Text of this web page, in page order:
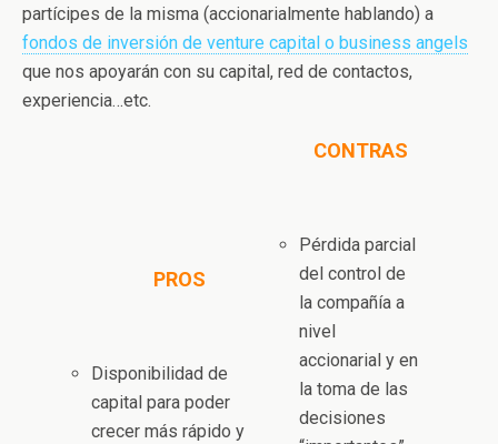
partícipes de la misma (accionarialmente hablando) a
fondos de inversión de venture capital o business angels
que nos apoyarán con su capital, red de contactos,
experiencia…etc.
PROS
Disponibilidad de
capital para poder
crecer más rápido y
CONTRAS
Pérdida parcial
del control de
la compañía a
nivel
accionarial y en
la toma de las
decisiones